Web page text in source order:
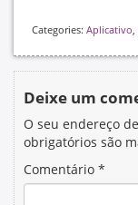
Categories: Aplicativo
Deixe um
O seu endereço
obrigatórios são
Comentário *